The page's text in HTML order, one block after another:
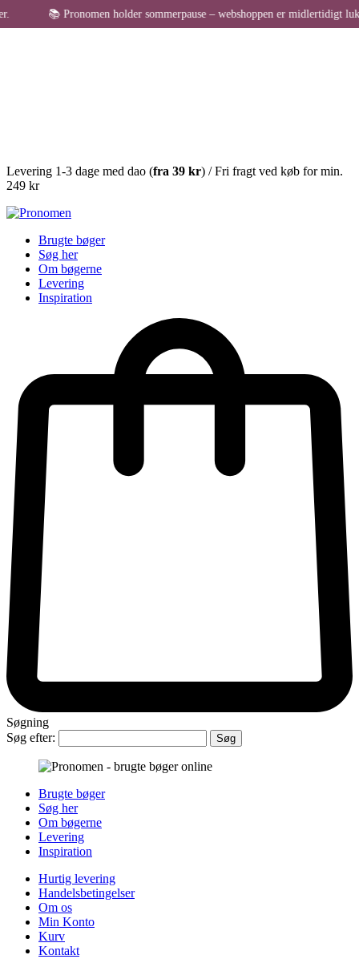
Levering 1-3 dage med dao (fra 39 kr) / Fri fragt ved køb for min.
249 kr
Brugte bøger
Søg her
Om bøgerne
Levering
Inspiration
Søgning
Søg efter:
Brugte bøger
Søg her
Om bøgerne
Levering
Inspiration
Hurtig levering
Handelsbetingelser
Om os
Min Konto
Kurv
Kontakt
Pronomen holder sommerpause – webshoppen er midlertidigt lukket for